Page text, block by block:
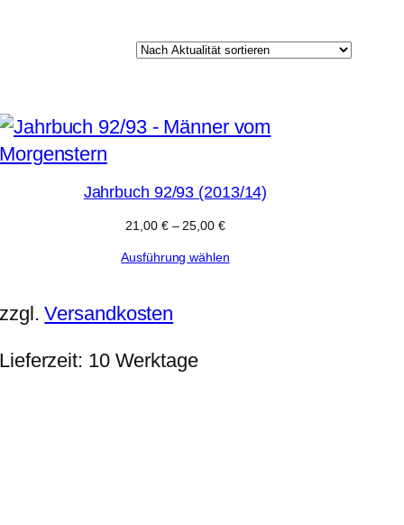
t
Jahrbuch 92/93 (2013/14)
21,00 €– 25,00 €
Ausführung wählen
zzgl.Versandkosten
Lieferzeit: 10 Werktage